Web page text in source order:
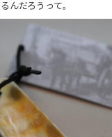
んだろうって。